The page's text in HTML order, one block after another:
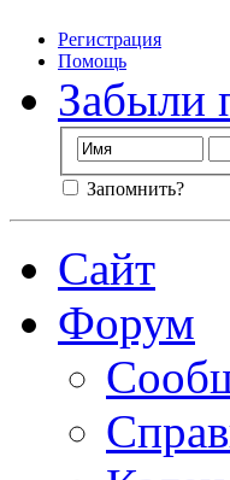
Регистрация
Помощь
Забыли
Запомнить?
Сайт
Форум